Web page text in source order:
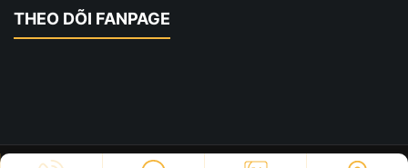
THEO DÕI FANPAGE
Copyright © 2023 - Thiết Kế Thi Công Hai Xe. All